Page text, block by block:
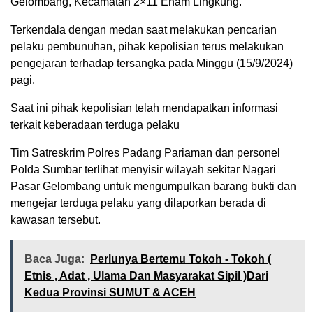
Terkendala dengan medan saat melakukan pencarian
pelaku pembunuhan, pihak kepolisian terus melakukan
pengejaran terhadap tersangka pada Minggu (15/9/2024)
pagi.
Saat ini pihak kepolisian telah mendapatkan informasi
terkait keberadaan terduga pelaku
Tim Satreskrim Polres Padang Pariaman dan personel
Polda Sumbar terlihat menyisir wilayah sekitar Nagari
Pasar Gelombang untuk mengumpulkan barang bukti dan
mengejar terduga pelaku yang dilaporkan berada di
kawasan tersebut.
Baca Juga:
Perlunya Bertemu Tokoh - Tokoh (
Etnis , Adat , Ulama Dan Masyarakat Sipil )Dari
Kedua Provinsi SUMUT & ACEH